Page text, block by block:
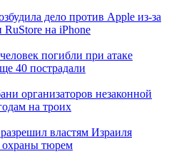
дело против Apple из-за
RuStore на iPhone
погибли при атаке
40 пострадали
организаторов незаконной
на троих
властям Израиля
охраны тюрем